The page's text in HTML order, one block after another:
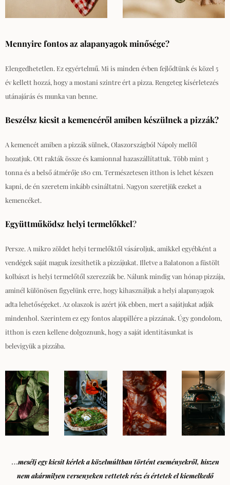
Mennyire fontos az alapanyagok minősége?
Elengedhetetlen. Ez egyértelmű. Mi is minden évben fejlődtünk és közel 5
év kellett hozzá, hogy a mostani szintre ért a pizza. Rengeteg kísérletezés
utánajárás és munka van benne.
Beszélsz kicsit a kemencéről amiben készülnek a pizzák?
A kemencét amiben a pizzák sülnek, Olaszországból Nápoly mellől
hozatjuk. Ott rakták össze és kamionnal hazaszállítattuk. Több mint 3
tonna és a belső átmérője 180 cm. Természetesen itthon is lehet készen
kapni, de én szeretem inkább csináltatni. Nagyon szeretjük ezeket a
kemencéket.
Együttműködsz helyi termelőkkel?
Persze. A mikro zöldet helyi termelőktől vásároljuk, amikkel egyébként a
vendégek saját maguk ízesíthetik a pizzájukat. Illetve a Balatonon a füstölt
kolbászt is helyi termelőtől szerezzük be. Nálunk mindig van hónap pizzája,
aminél különösen figyelünk erre, hogy kihasználjuk a helyi alapanyagok
adta lehetőségeket. Az olaszok is azért jók ebben, mert a sajátjukat adják
mindenhol. Szerintem ez egy fontos alappillére a pizzának. Úgy gondolom,
itthon is ezen kellene dolgoznunk, hogy a saját identitásunkat is
belevigyük a pizzába.
…mesélj egy kicsit kérlek a közelmúltban történt eseményekről, hiszen
nem akármilyen versenyeken vettetek rész és értetek el kiemelkedő